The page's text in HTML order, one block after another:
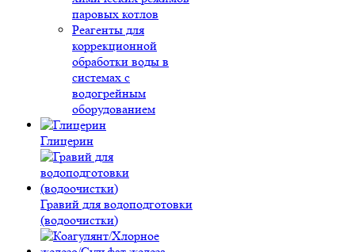
паровых котлов
Реагенты для
коррекционной
обработки воды в
системах с
водогрейным
оборудованием
Глицерин
Гравий для водоподготовки
(водоочистки)